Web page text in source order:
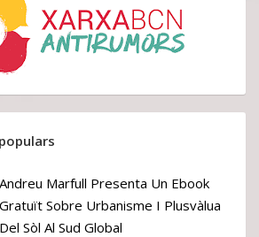
Andreu Marfull Presenta Un Ebook
Gratuït Sobre Urbanisme I Plusvàlua
Del Sòl Al Sud Global